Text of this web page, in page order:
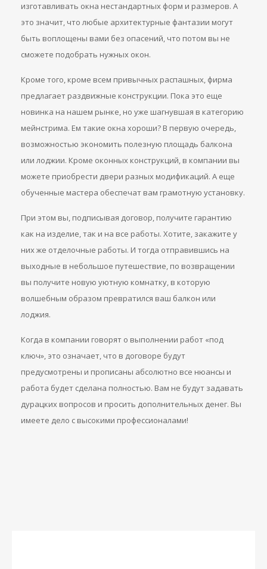
изготавливать окна нестандартных форм и размеров. А
это значит, что любые архитектурные фантазии могут
быть воплощены вами без опасений, что потом вы не
сможете подобрать нужных окон.
Кроме того, кроме всем привычных распашных, фирма
предлагает раздвижные конструкции. Пока это еще
новинка на нашем рынке, но уже шагнувшая в категорию
мейнстрима. Ем такие окна хороши? В первую очередь,
возможностью экономить полезную площадь балкона
или лоджии. Кроме оконных конструкций, в компании вы
можете приобрести двери разных модификаций. А еще
обученные мастера обеспечат вам грамотную установку.
При этом вы, подписывая договор, получите гарантию
как на изделие, так и на все работы. Хотите, закажите у
них же отделочные работы. И тогда отправившись на
выходные в небольшое путешествие, по возвращении
вы получите новую уютную комнатку, в которую
волшебным образом превратился ваш балкон или
лоджия.
Когда в компании говорят о выполнении работ «под
ключ», это означает, что в договоре будут
предусмотрены и прописаны абсолютно все нюансы и
работа будет сделана полностью. Вам не будут задавать
дурацких вопросов и просить дополнительных денег. Вы
имеете дело с высокими профессионалами!